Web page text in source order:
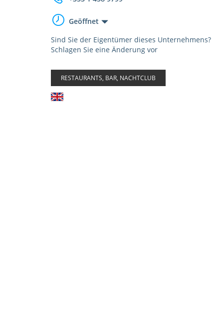
Geöffnet
Sind Sie der Eigentümer dieses Unternehmens?
Schlagen Sie eine Änderung vor
RESTAURANTS, BAR, NACHTCLUB